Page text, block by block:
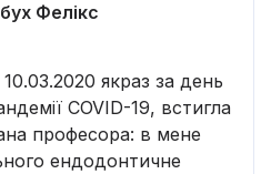
Фелікс
якраз за день
COVID-19, встигла
професора: в мене
ендодонтичне